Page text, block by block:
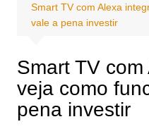
Smart TV com Alexa
vale a pena investir
Smart TV
veja como
pena investir